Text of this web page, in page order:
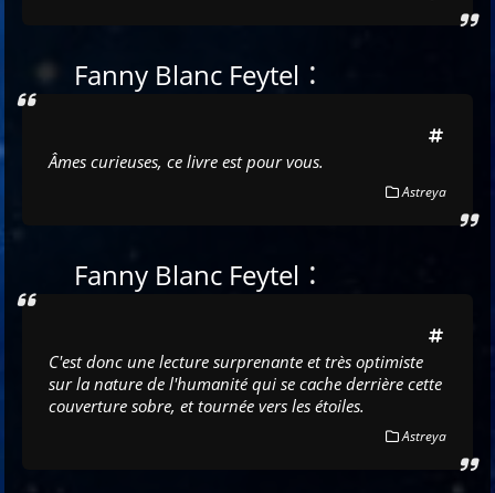
Fanny Blanc Feytel :
Âmes curieuses, ce livre est pour vous.
Astreya
Fanny Blanc Feytel :
C'est donc une lecture surprenante et très optimiste
sur la nature de l'humanité qui se cache derrière cette
couverture sobre, et tournée vers les étoiles.
Astreya